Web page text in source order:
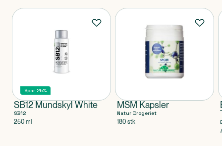
Produkter
Spar 25%
SB12 Mundskyl White
SB12
250 ml
MSM Kapsler
Natur Drogeriet
180 stk